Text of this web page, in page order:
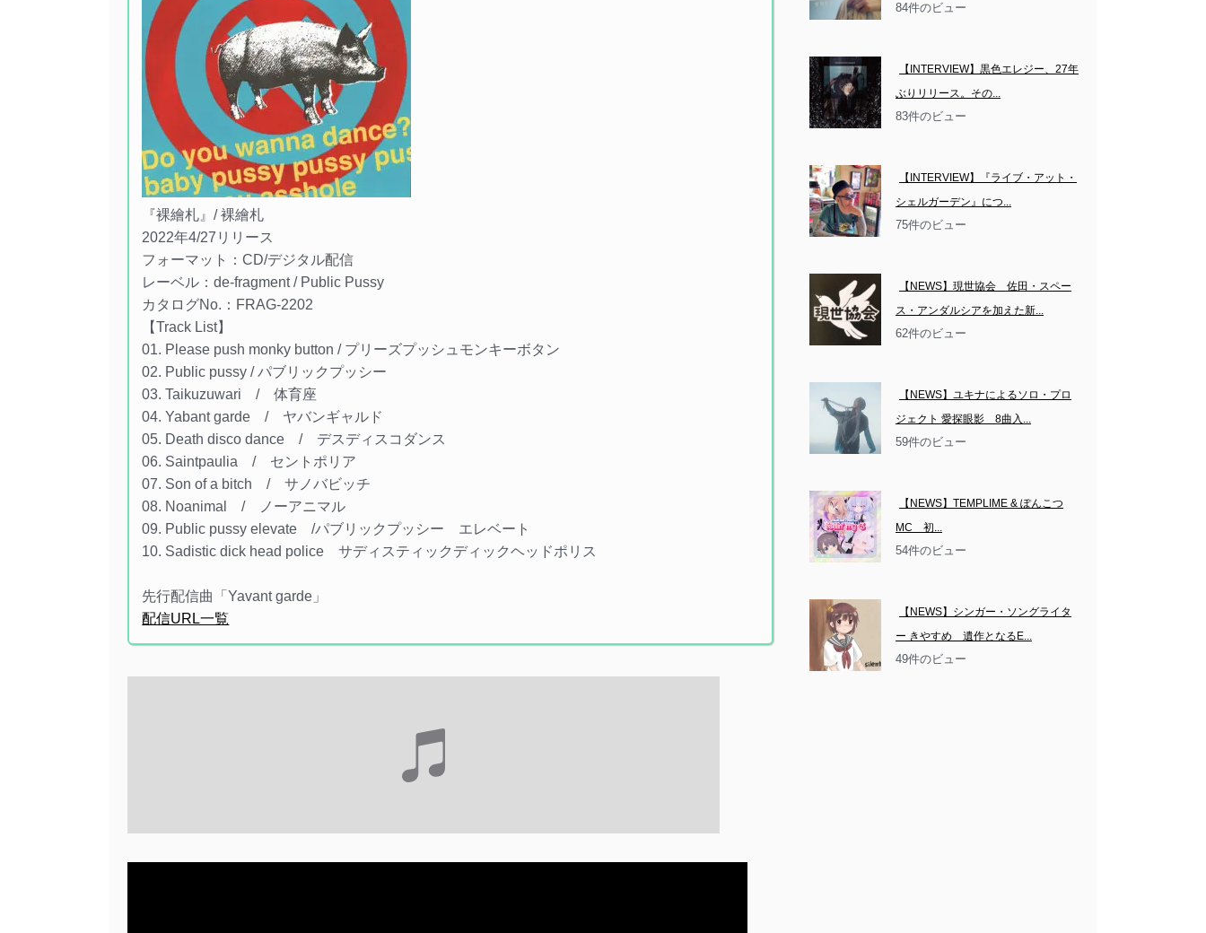
『裸繪札』/ 裸繪札
2022年4/27リリース
フォーマット：CD/デジタル配信
レーベル：de-fragment / Public Pussy
カタログNo.：FRAG-2202
【Track List】
01. Please push monky button / プリーズプッシュモンキーボタン
02. Public pussy / パブリックプッシー
03. Taikuzuwari / 体育座
04. Yabant garde / ヤバンギャルド
05. Death disco dance / デスディスコダンス
06. Saintpaulia / セントポリア
07. Son of a bitch / サノバビッチ
08. Noanimal / ノーアニマル
09. Public pussy elevate /パブリックプッシー エレベート
10. Sadistic dick head police サディスティックディックヘッドポリス
先行配信曲「Yavant garde」
配信URL一覧
84件のビュー
【INTERVIEW】黒色エレジー、27年
ぶりリリース。その...
83件のビュー
【INTERVIEW】『ライブ・アット・
シェルガーデン』につ...
75件のビュー
【NEWS】現世協会　佐田・スペー
ス・アンダルシアを加えた新...
62件のビュー
【NEWS】ユキナによるソロ・プロ
ジェクト 愛探眼影　8曲入...
59件のビュー
【NEWS】TEMPLIME & ぽんこつ
MC　初...
54件のビュー
【NEWS】シンガー・ソングライタ
ー きやすめ　遺作となるE...
49件のビュー